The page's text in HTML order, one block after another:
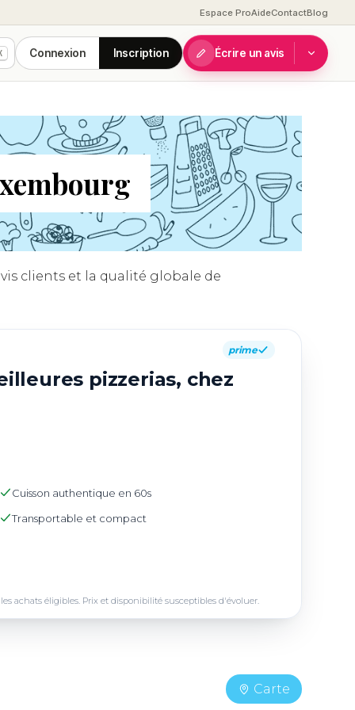
Espace ProAideContactBlog
Connexion Inscription Écrire un avis
clients et la qualité globale de
prime
pizzerias, chez
Cuisson authentique en 60s
Transportable et compact
achats éligibles. Prix et disponibilité susceptibles d'évoluer.
Carte